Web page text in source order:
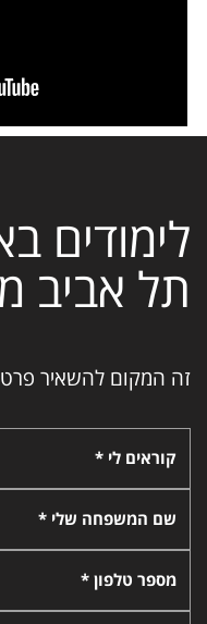
לימודים
תל אביב
זה המקום להשאיר
קוראים לי *
שם המשפחה שלי *
מספר טלפון *